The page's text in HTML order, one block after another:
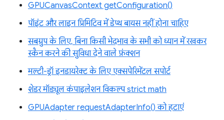
GPUCanvasContext getConfiguration()
पॉइंट और लाइन प्रिमिटिव में डेप्थ बायस नहीं होना चाहिए
सबग्रुप के लिए, बिना किसी भेदभाव के सभी को ध्यान में रखकर
स्कैन करने की सुविधा देने वाले फ़ंक्शन
मल्टी-ड्रॉ इनडायरेक्ट के लिए एक्सपेरिमेंटल सपोर्ट
शेडर मॉड्यूल कंपाइलेशन विकल्प strict math
GPUAdapter requestAdapterInfo() को हटाएं